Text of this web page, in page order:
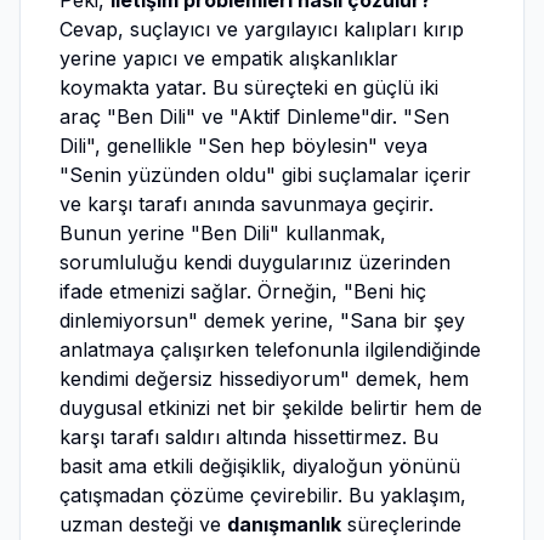
Cevap, suçlayıcı ve yargılayıcı kalıpları kırıp
yerine yapıcı ve empatik alışkanlıklar
koymakta yatar. Bu süreçteki en güçlü iki
araç "Ben Dili" ve "Aktif Dinleme"dir. "Sen
Dili", genellikle "Sen hep böylesin" veya
"Senin yüzünden oldu" gibi suçlamalar içerir
ve karşı tarafı anında savunmaya geçirir.
Bunun yerine "Ben Dili" kullanmak,
sorumluluğu kendi duygularınız üzerinden
ifade etmenizi sağlar. Örneğin, "Beni hiç
dinlemiyorsun" demek yerine, "Sana bir şey
anlatmaya çalışırken telefonunla ilgilendiğinde
kendimi değersiz hissediyorum" demek, hem
duygusal etkinizi net bir şekilde belirtir hem de
karşı tarafı saldırı altında hissettirmez. Bu
basit ama etkili değişiklik, diyaloğun yönünü
çatışmadan çözüme çevirebilir. Bu yaklaşım,
uzman desteği ve danışmanlık süreçlerinde